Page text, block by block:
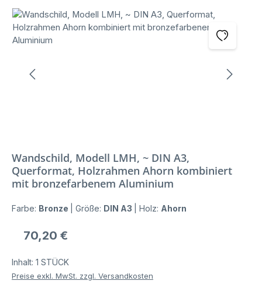
Bildergalerie überspringen
Wandschild, Modell LMH, ~ DIN A3,
Querformat, Holzrahmen Ahorn kombiniert
mit bronzefarbenem Aluminium
Farbe: Bronze Größe: DIN A3 Holz: Ahorn
Regulärer Preis:
70,20 €
Inhalt: 1 STÜCK
Preise exkl. MwSt. zzgl. Versandkosten